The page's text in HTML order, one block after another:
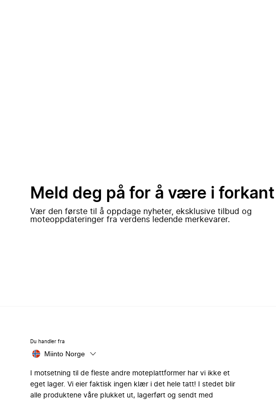
Meld deg på for å være i forkant
Vær den første til å oppdage nyheter, eksklusive tilbud og
moteoppdateringer fra verdens ledende merkevarer.
Du handler fra
Miinto Norge
I motsetning til de fleste andre moteplattformer har vi ikke et
eget lager. Vi eier faktisk ingen klær i det hele tatt! I stedet blir
alle produktene våre plukket ut, lagerført og sendt med